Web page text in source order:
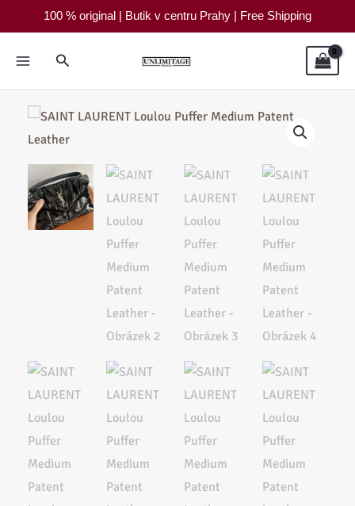
100 % original | Butik v centru Prahy | Free Shipping
Přeskočit
na
obsah
Hledat
Loulou
Puffer
Medium
množství